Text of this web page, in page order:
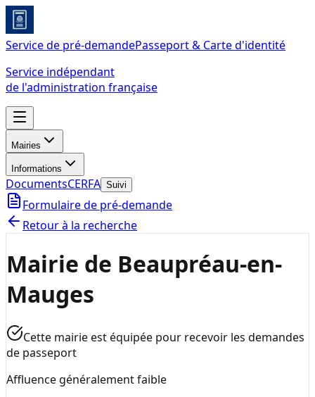
Service de pré-demandePasseport & Carte d'identité
Service indépendant
de l'administration française
Mairies
Informations
DocumentsCERFA Suivi
Formulaire de pré-demande
Retour à la recherche
Mairie de Beaupréau-en-
Mauges
Cette mairie est équipée pour recevoir les demandes
de passeport
Affluence généralement faible